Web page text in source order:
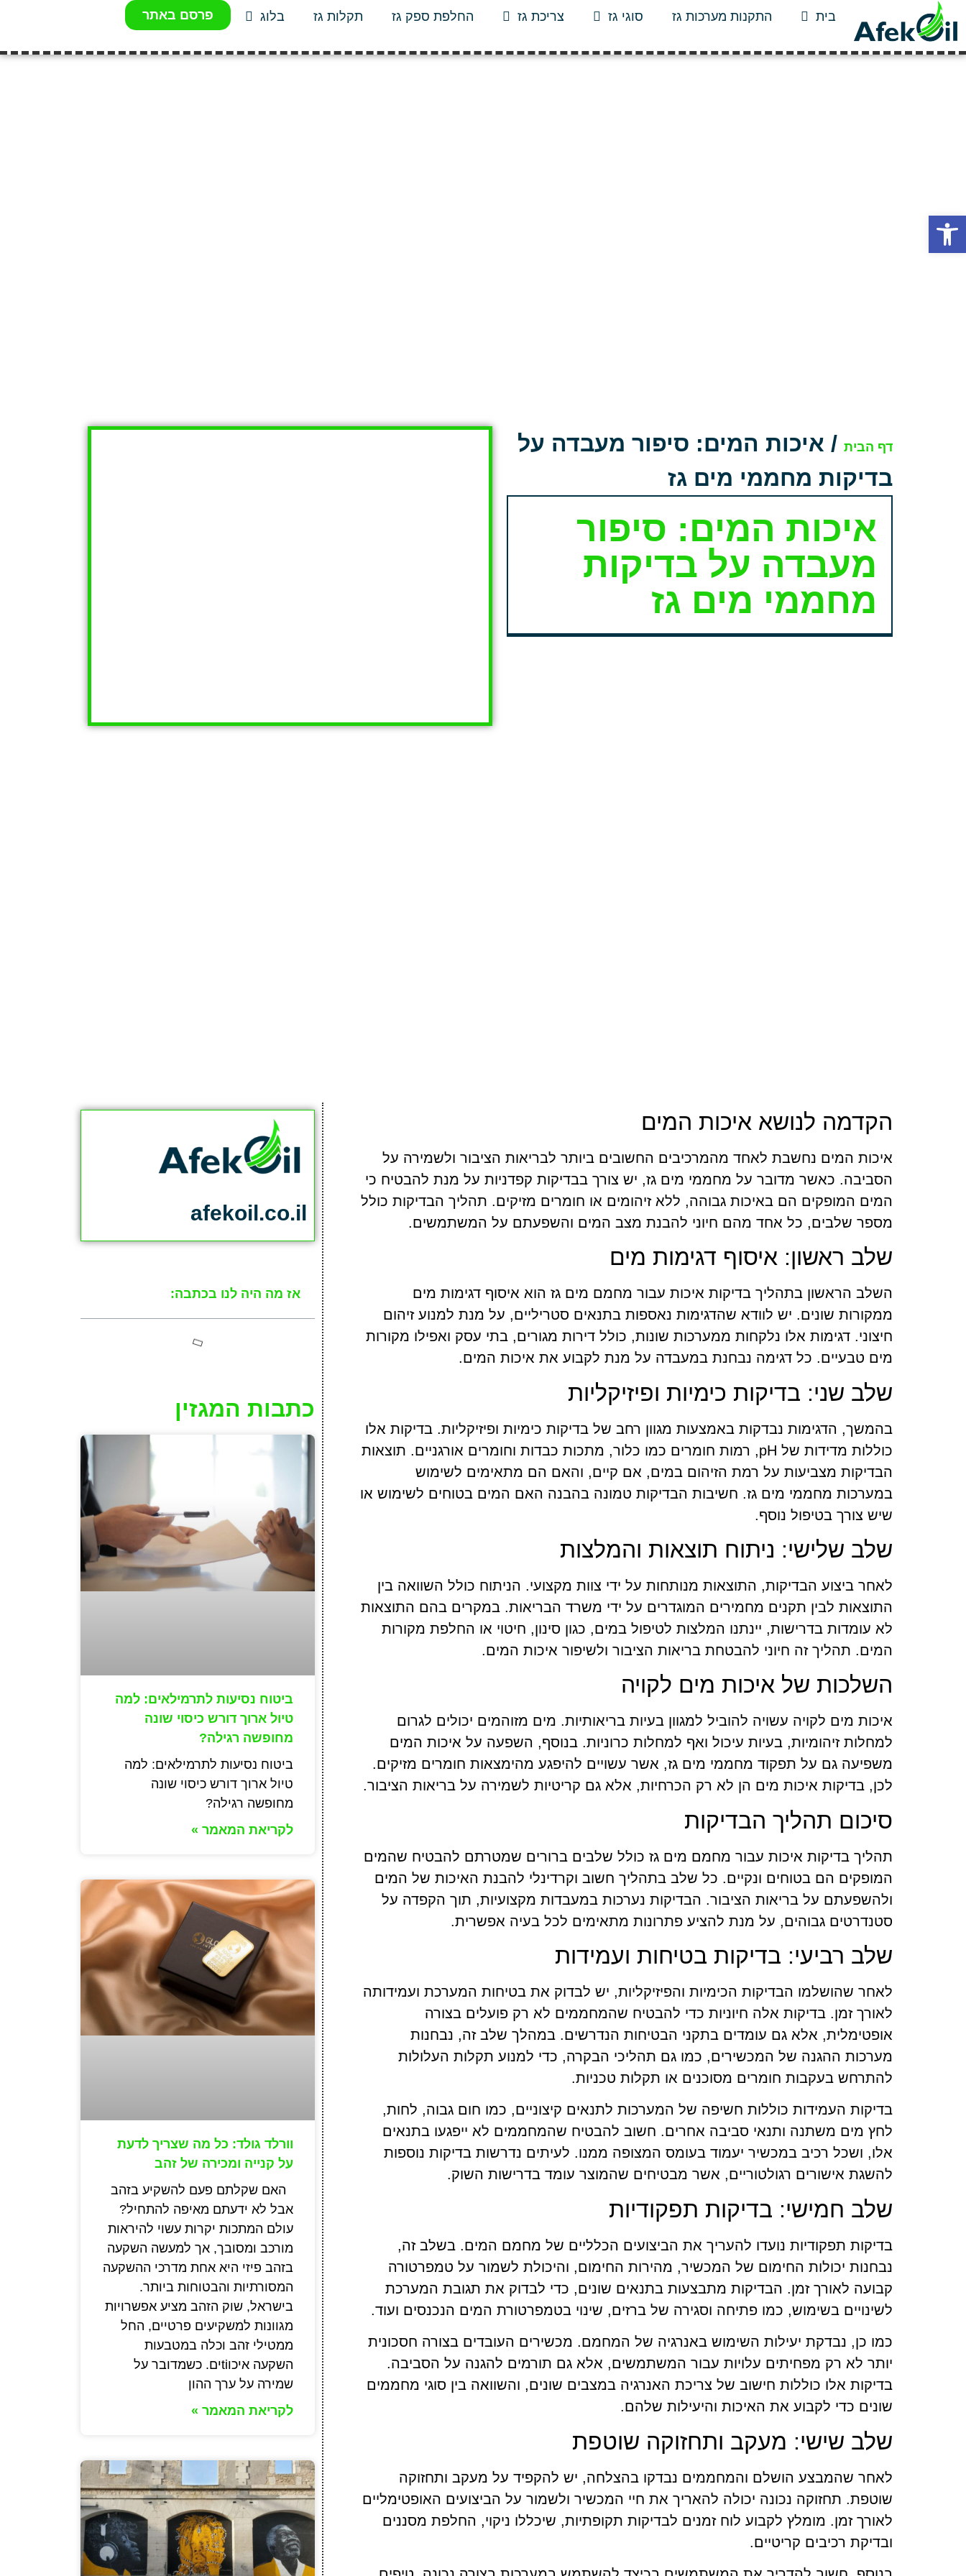
פתח סרגל נגישות
בית התקנות מערכות גז סוגי גז צריכת גז החלפת ספק גז תקלות גז בלוג פרסם באתר
דף הבית / איכות המים: סיפור מעבדה על
בדיקות מחממי מים גז
איכות המים: סיפור
מעבדה על בדיקות
מחממי מים גז
הקדמה לנושא איכות המים
איכות המים נחשבת לאחד מהמרכיבים החשובים ביותר לבריאות הציבור ולשמירה על
הסביבה. כאשר מדובר על מחממי מים גז, יש צורך בבדיקות קפדניות על מנת להבטיח כי
המים המופקים הם באיכות גבוהה, ללא זיהומים או חומרים מזיקים. תהליך הבדיקות כולל
מספר שלבים, כל אחד מהם חיוני להבנת מצב המים והשפעתם על המשתמשים.
שלב ראשון: איסוף דגימות מים
השלב הראשון בתהליך בדיקות איכות עבור מחמם מים גז הוא איסוף דגימות מים
ממקורות שונים. יש לוודא שהדגימות נאספות בתנאים סטריליים, על מנת למנוע זיהום
חיצוני. דגימות אלו נלקחות ממערכות שונות, כולל דירות מגורים, בתי עסק ואפילו מקורות
מים טבעיים. כל דגימה נבחנת במעבדה על מנת לקבוע את איכות המים.
שלב שני: בדיקות כימיות ופיזיקליות
בהמשך, הדגימות נבדקות באמצעות מגוון רחב של בדיקות כימיות ופיזיקליות. בדיקות אלו
כוללות מדידות של pH, רמות חומרים כמו כלור, מתכות כבדות וחומרים אורגניים. תוצאות
הבדיקות מצביעות על רמת הזיהום במים, אם קיים, והאם הם מתאימים לשימוש
במערכות מחממי מים גז. חשיבות הבדיקות טמונה בהבנה האם המים בטוחים לשימוש או
שיש צורך בטיפול נוסף.
שלב שלישי: ניתוח תוצאות והמלצות
לאחר ביצוע הבדיקות, התוצאות מנותחות על ידי צוות מקצועי. הניתוח כולל השוואה בין
התוצאות לבין תקנים מחמירים המוגדרים על ידי משרד הבריאות. במקרים בהם התוצאות
לא עומדות בדרישות, יינתנו המלצות לטיפול במים, כגון סינון, חיטוי או החלפת מקורות
המים. תהליך זה חיוני להבטחת בריאות הציבור ולשיפור איכות המים.
השלכות של איכות מים לקויה
איכות מים לקויה עשויה להוביל למגוון בעיות בריאותיות. מים מזוהמים יכולים לגרום
למחלות זיהומיות, בעיות עיכול ואף למחלות כרוניות. בנוסף, השפעה על איכות המים
משפיעה גם על תפקוד מחממי מים גז, אשר עשויים להיפגע מהימצאות חומרים מזיקים.
לכן, בדיקות איכות מים הן לא רק הכרחיות, אלא גם קריטיות לשמירה על בריאות הציבור.
סיכום תהליך הבדיקות
תהליך בדיקות איכות עבור מחמם מים גז כולל שלבים ברורים שמטרתם להבטיח שהמים
המופקים הם בטוחים ונקיים. כל שלב בתהליך חשוב וקרדינלי להבנת האיכות של המים
ולהשפעתם על בריאות הציבור. הבדיקות נערכות במעבדות מקצועיות, תוך הקפדה על
סטנדרטים גבוהים, על מנת להציע פתרונות מתאימים לכל בעיה אפשרית.
שלב רביעי: בדיקות בטיחות ועמידות
לאחר שהושלמו הבדיקות הכימיות והפיזיקליות, יש לבדוק את בטיחות המערכת ועמידותה
לאורך זמן. בדיקות אלה חיוניות כדי להבטיח שהמחממים לא רק פועלים בצורה
אופטימלית, אלא גם עומדים בתקני הבטיחות הנדרשים. במהלך שלב זה, נבחנות
מערכות ההגנה של המכשירים, כמו גם תהליכי הבקרה, כדי למנוע תקלות העלולות
להתרחש בעקבות חומרים מסוכנים או תקלות טכניות.
בדיקות העמידות כוללות חשיפה של המערכות לתנאים קיצוניים, כמו חום גבוה, לחות,
לחץ מים משתנה ותנאי סביבה אחרים. חשוב להבטיח שהמחממים לא ייפגעו בתנאים
אלו, ושכל רכיב במכשיר יעמוד בעומס המצופה ממנו. לעיתים נדרשות בדיקות נוספות
להשגת אישורים רגולטוריים, אשר מבטיחים שהמוצר עומד בדרישות השוק.
שלב חמישי: בדיקות תפקודיות
בדיקות תפקודיות נועדו להעריך את הביצועים הכלליים של מחמם המים. בשלב זה,
נבחנות יכולות החימום של המכשיר, מהירות החימום, והיכולת לשמור על טמפרטורה
קבועה לאורך זמן. הבדיקות מתבצעות בתנאים שונים, כדי לבדוק את תגובת המערכת
לשינויים בשימוש, כמו פתיחה וסגירה של ברזים, שינוי בטמפרטורת המים הנכנסים ועוד.
כמו כן, נבדקת יעילות השימוש באנרגיה של המחמם. מכשירים העובדים בצורה חסכונית
יותר לא רק מפחיתים עלויות עבור המשתמשים, אלא גם תורמים להגנה על הסביבה.
בדיקות אלו כוללות חישוב של צריכת האנרגיה במצבים שונים, והשוואה בין סוגי מחממים
שונים כדי לקבוע את האיכות והיעילות שלהם.
שלב שישי: מעקב ותחזוקה שוטפת
לאחר שהמבצע הושלם והמחממים נבדקו בהצלחה, יש להקפיד על מעקב ותחזוקה
שוטפת. תחזוקה נכונה יכולה להאריך את חיי המכשיר ולשמור על הביצועים האופטימליים
לאורך זמן. מומלץ לקבוע לוח זמנים לבדיקות תקופתיות, שיכללו ניקוי, החלפת מסננים
ובדיקת רכיבים קריטיים.
afekoil.co.il
אז מה היה לנו בכתבה:
כתבות המגזין
ביטוח נסיעות לתרמילאים: למה
טיול ארוך דורש כיסוי שונה
מחופשה רגילה?
ביטוח נסיעות לתרמילאים: למה
טיול ארוך דורש כיסוי שונה
מחופשה רגילה?
לקריאת המאמר »
וורלד גולד: כל מה שצריך לדעת
על קנייה ומכירה של זהב
האם שקלתם פעם להשקיע בזהב
אבל לא ידעתם מאיפה להתחיל?
עולם המתכות יקרות עשוי להיראות
מורכב ומסובך, אך למעשה השקעה
בזהב פיזי היא אחת מדרכי ההשקעה
המסורתיות והבטוחות ביותר.
בישראל, שוק הזהב מציע אפשרויות
מגוונות למשקיעים פרטיים, החל
ממטילי זהב וכלה במטבעות
השקעה איכוtiים. כשמדובר על
שמירה על ערך ההון
לקריאת המאמר »